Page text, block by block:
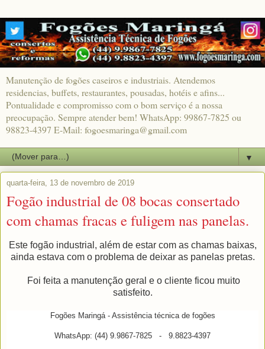
Manutenção de fogões caseiros e industriais. Atendemos
residencias, buffets, restaurantes, pousadas, hotéis e afins...
Pontualidade e compromisso com o bom serviço é a nossa
preocupação. Sempre atender bem! WhatsApp: 99867-7825 ou
98823-4397 E-Mail: fogoesmaringa@gmail.com
▼
quarta-feira, 13 de novembro de 2019
Fogão industrial de 08 bocas consertado
com chamas fracas e fuligem nas panelas.
Este fogão industrial, além de estar com as chamas baixas,
ainda estava com o problema de deixar as panelas pretas.
Foi feita a manutenção geral e o cliente ficou muito
satisfeito.
Fogões Maringá - Assistência técnica de fogões
WhatsApp: (44) 9.9867-7825 - 9.8823-4397